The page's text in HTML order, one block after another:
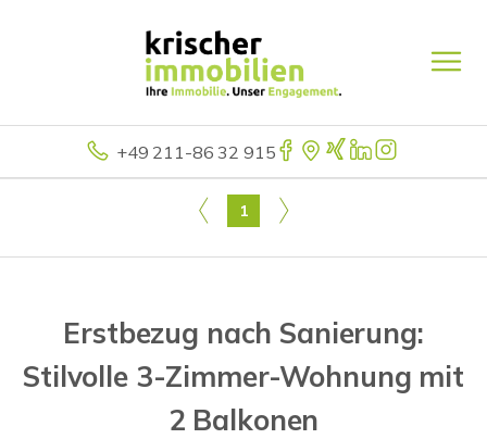
+49 211-86 32 915
1
Erstbezug nach Sanierung:
Stilvolle 3-Zimmer-Wohnung mit
2 Balkonen